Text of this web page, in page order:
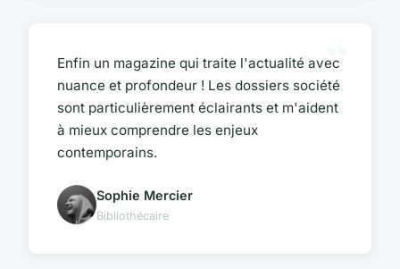
Enfin un magazine qui traite l'actualité avec
nuance et profondeur ! Les dossiers société
sont particulièrement éclairants et m'aident
à mieux comprendre les enjeux
contemporains.
Sophie Mercier
Bibliothécaire